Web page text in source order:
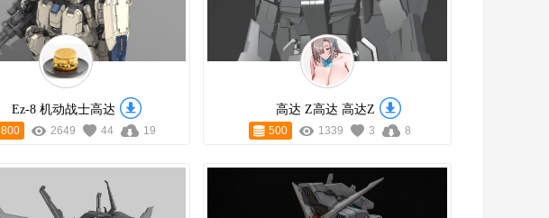
Ez-8 机动战士高达
800 2649 44 19
高达 Z高达 高达Z
500 1339 3 8